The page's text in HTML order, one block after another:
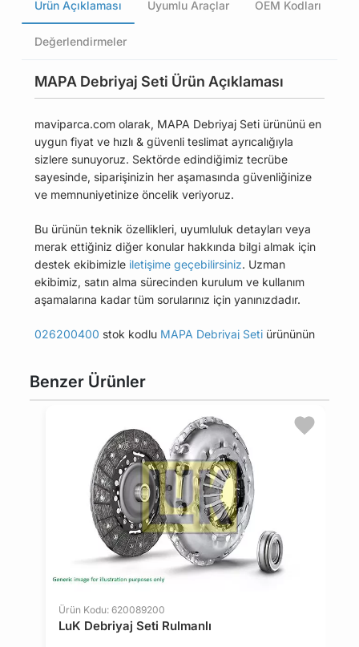
Ürün Açıklaması Uyumlu Araçlar OEM Kodları
Değerlendirmeler
MAPA Debriyaj Seti Ürün Açıklaması
maviparca.com olarak, MAPA Debriyaj Seti ürününü en
uygun fiyat ve hızlı & güvenli teslimat ayrıcalığıyla
sizlere sunuyoruz. Sektörde edindiğimiz tecrübe
sayesinde, siparişinizin her aşamasında güvenliğinize
ve memnuniyetinize öncelik veriyoruz.
Bu ürünün teknik özellikleri, uyumluluk detayları veya
merak ettiğiniz diğer konular hakkında bilgi almak için
destek ekibimizle iletişime geçebilirsiniz. Uzman
ekibimiz, satın alma sürecinden kurulum ve kullanım
aşamalarına kadar tüm sorularınız için yanınızdadır.
026200400 stok kodlu MAPA Debriyaj Seti ürününün
sekmesinde bulabilirsiniz.
Bu üründen en fazla 5 adet sipariş verilebilir. 5
adedin üzerindeki siparişleri iptal etme hakkı
maviparca.com tarafından saklı tutulmaktadır.
Belirlenen bu limit kurumsal siparişlerde geçerli
değildir. Kurumsal siparişler için farklı limitler ve
özel teklifler sunulabilmektedir.
14 gün içinde ücretsiz iade. Detaylı bilgi için
.
Benzer Ürünler
Ürün Kodu: 620089200
LuK Debriyaj Seti Rulmanlı